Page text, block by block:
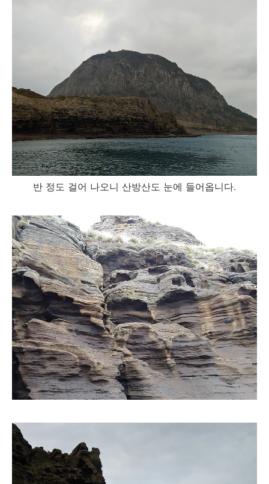
반 정도 걸어 나오니 산방산도 눈에 들어옵니다.